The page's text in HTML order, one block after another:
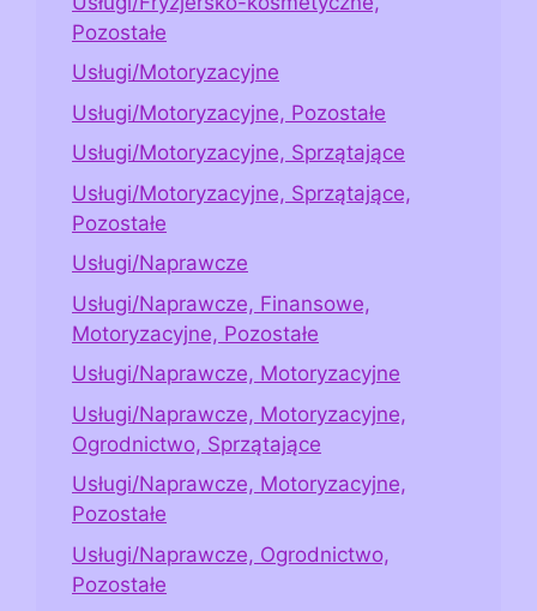
Pozostałe
Usługi/Motoryzacyjne
Usługi/Motoryzacyjne, Pozostałe
Usługi/Motoryzacyjne, Sprzątające
Usługi/Motoryzacyjne, Sprzątające,
Pozostałe
Usługi/Naprawcze
Usługi/Naprawcze, Finansowe,
Motoryzacyjne, Pozostałe
Usługi/Naprawcze, Motoryzacyjne
Usługi/Naprawcze, Motoryzacyjne,
Ogrodnictwo, Sprzątające
Usługi/Naprawcze, Motoryzacyjne,
Pozostałe
Usługi/Naprawcze, Ogrodnictwo,
Pozostałe